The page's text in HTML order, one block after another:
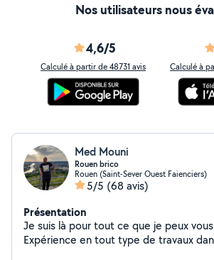
Nos utilisateurs nous
4,6/5
Calculé à partir de 48731 avis Calculé à
Med Mouni
Rouen brico
Rouen (Saint-Sever Ouest Faienciers)
5/5 (68 avis)
Présentation
Je suis là pour tout ce que je peux
Expérience en tout type de travaux